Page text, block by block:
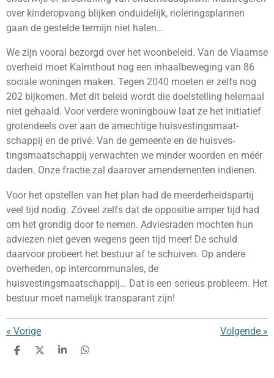
over kinderopvang blijken onduidelijk, rioleringsplannen
gaan de gestelde termijn niet halen…
We zijn vooral bezorgd over het woonbeleid. Van de Vlaamse
overheid moet Kalmthout nog een inhaalbewe­ging van 86
sociale woningen maken. Tegen 2040 moeten er zelfs nog
202 bijkomen. Met dit beleid wordt die doelstel­ling helemaal
niet gehaald. Voor verdere woningbouw laat ze het initi­atief
grotendeels over aan de amechtige huisvestingsmaat­
schappij en de privé. Van de gemeente en de huisves­
tingsmaatschappij verwachten we minder woorden en méér
daden. Onze fractie zal daarover amendementen indienen.
Voor het opstellen van het plan had de meerderheidspartij
veel tijd nodig. Zóveel zelfs dat de oppositie amper tijd had
om het grondig door te nemen. Adviesraden mochten hun
adviezen niet geven wegens geen tijd meer! De schuld
daarvoor probeert het bestuur af te schuiven. Op andere
overheden, op intercommunales, de
huisvestingsmaatschappij… Dat is een serieus probleem. Het
bestuur moet namelijk transparant zijn!
« Vorige Volgende »
D
D
S
D